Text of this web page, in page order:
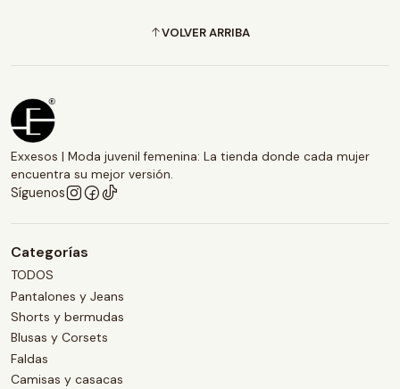
VOLVER ARRIBA
Exxesos | Moda juvenil femenina: La tienda donde cada mujer
encuentra su mejor versión.
Síguenos
Categorías
TODOS
Pantalones y Jeans
Shorts y bermudas
Blusas y Corsets
Faldas
Camisas y casacas